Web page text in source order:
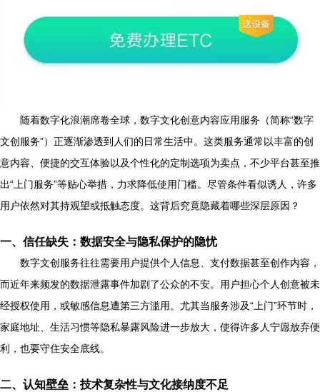
随着数字化浪潮席卷全球，数字文化创意内容应用服务（简称“数字
文创服务”）正逐渐渗透到人们的日常生活中。这类服务通常以丰富的创
意内容、便捷的交互体验以及个性化的定制选项为卖点，不少平台甚至推
出“上门服务”等贴心举措，力求降低使用门槛。尽管条件看似诱人，许多
用户依然对其持观望或抵触态度。这背后究竟隐藏着哪些深层原因？
一、信任缺失：数据安全与隐私保护的隐忧
数字文创服务往往需要用户提供个人信息、支付数据甚至创作内容，
而近年来频发的数据泄露事件加剧了公众的不安。用户担心个人创意被未
经授权使用，或敏感信息遭第三方滥用。尤其当服务涉及“上门”环节时，
家庭地址、生活习惯等隐私暴露风险进一步放大，使得许多人宁愿放弃便
利，也要守住安全底线。
二、认知壁垒：技术复杂性与文化接纳度不足